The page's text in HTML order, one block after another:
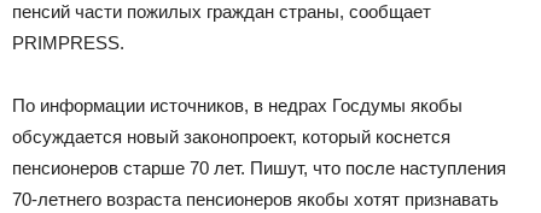
пенсий части пожилых граждан страны, сообщает
PRIMPRESS.
По информации источников, в недрах Госдумы якобы
обсуждается новый законопроект, который коснется
пенсионеров старше 70 лет. Пишут, что после наступления
70-летнего возраста пенсионеров якобы хотят признавать